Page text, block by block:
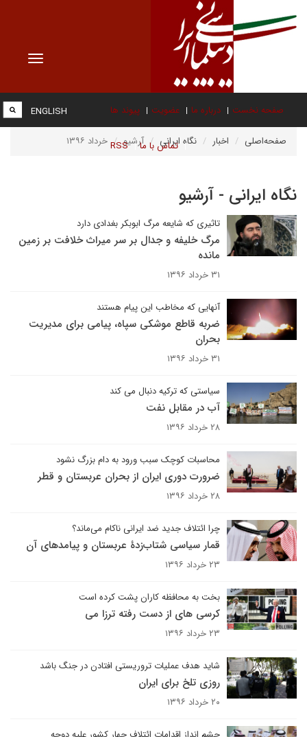
Toggle
صفحه نخست درباره ما عضویت پیوند ها
تماس با ما RSS
ENGLISH
صفحه‌اصلی اخبار نگاه ایرانی آرشیو خرداد ۱۳۹۶
نگاه ایرانی - آرشیو
تاثیری که شایعه مرگ ابوبکر بغدادی دارد
مرگ خلیفه و جدال بر سر میراث خلافت بر زمین
مانده
۳۱ خرداد ۱۳۹۶
آنهایی که مخاطب این پیام هستند
ضربه قاطع موشکی سپاه، پیامی برای مدیریت
بحران
۳۱ خرداد ۱۳۹۶
سیاستی که ترکیه دنبال می کند
آب در مقابل نفت
۲۸ خرداد ۱۳۹۶
محاسبات کوچک سبب ورود به دام بزرگ نشود
ضرورت دوری ایران از بحران عربستان و قطر
۲۸ خرداد ۱۳۹۶
چرا ائتلاف جدید ضد ایرانی ناکام می‌ماند؟
قمار سیاسی شتاب‌زدۀ عربستان و پیامدهای آن
۲۳ خرداد ۱۳۹۶
بخت به محافظه کاران پشت کرده است
کرسی های از دست رفته ترزا می
۲۳ خرداد ۱۳۹۶
شاید هدف عملیات تروریستی افتادن در جنگ باشد
روزی تلخ برای ایران
۲۰ خرداد ۱۳۹۶